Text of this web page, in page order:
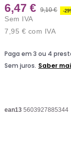
6,47 € 9,10 € -
Sem IVA
7,95 € com IVA
ean13 5603927885344